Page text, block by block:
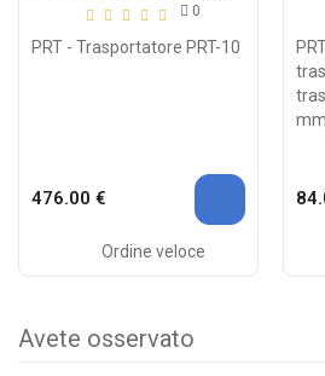
0
PRT - Trasportatore PRT-10
476.00 €
Ordine veloce
Avete osservato